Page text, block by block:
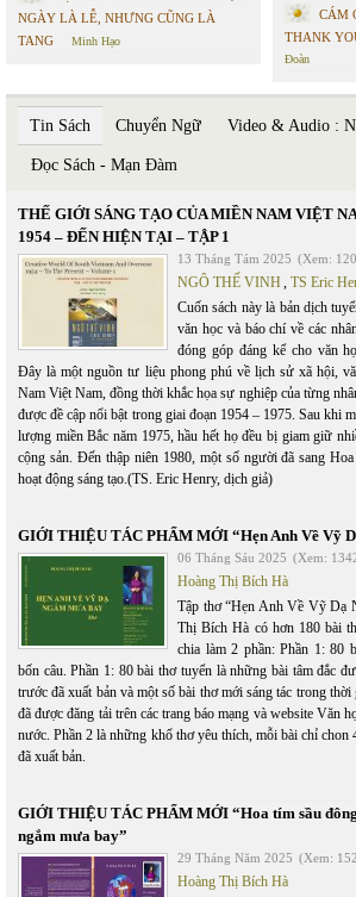
NGÀY LÀ LỄ, NHƯNG CŨNG LÀ
TANG
Minh Hạo
CÁM
THANK
Đoàn
Tin Sách Chuyển Ngữ Video & Audio :
Đọc Sách - Mạn Đàm
THẾ GIỚI SÁNG TẠO CỦA MIỀN NAM VIỆT
1954 – ĐẾN HIỆN TẠI – TẬP 1
13 Tháng Tám 2025 (Xem:
NGÔ THẾ VINH, TS Eric
Cuốn sách này là bản dịch
văn học và báo chí về các
đóng góp đáng kể cho văn
Đây là một nguồn tư liệu phong phú về lịch sử xã hội,
Nam Việt Nam, đồng thời khắc họa sự nghiệp của từng
được đề cập nổi bật trong giai đoạn 1954 – 1975. Sau khi
lượng miền Bắc năm 1975, hầu hết họ đều bị giam giữ
cộng sản. Đến thập niên 1980, một số người đã sang
hoạt động sáng tạo.(TS. Eric Henry, dịch giả)
GIỚI THIỆU TÁC PHẨM MỚI “Hẹn Anh Về Vỹ
06 Tháng Sáu 2025 (Xem:
Hoàng Thị Bích Hà
Tập thơ “Hẹn Anh Về Vỹ Dạ
Thị Bích Hà có hơn 180 bài
chia làm 2 phần: Phần 1: 80
bốn câu. Phần 1: 80 bài thơ tuyển là những bài tâm đắc
trước đã xuất bản và một số bài thơ mới sáng tác trong
đã được đăng tải trên các trang báo mạng và website Văn
nước. Phần 2 là những khổ thơ yêu thích, mỗi bài chỉ chon
đã xuất bản.
GIỚI THIỆU TÁC PHẨM MỚI “Hoa tím sầu
ngắm mưa bay”
29 Tháng Năm 2025 (Xem:
Hoàng Thị Bích Hà